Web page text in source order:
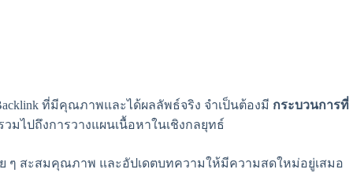
ที่มีคุณภาพและได้ผลลัพธ์จริง จำเป็นต้องมี กระบวนการที่
มไปถึงการวางแผนเนื้อหาในเชิงกลยุทธ์
ย ๆ สะสมคุณภาพ และอัปเดตบทความให้มีความสดใหม่อยู่เสมอ